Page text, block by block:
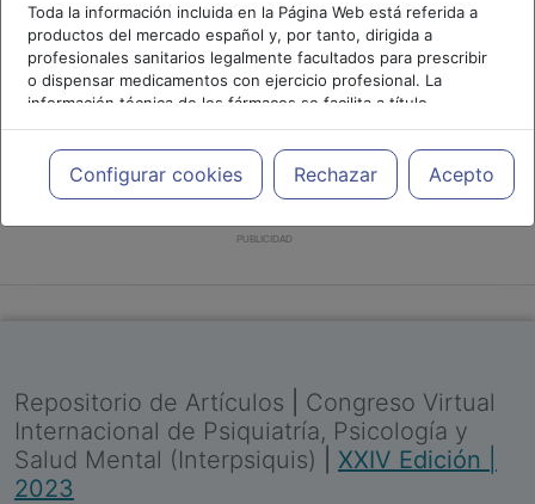
Toda la información incluida en la Página Web está referida a
productos del mercado español y, por tanto, dirigida a
profesionales sanitarios legalmente facultados para prescribir
o dispensar medicamentos con ejercicio profesional. La
información técnica de los fármacos se facilita a título
meramente informativo, siendo responsabilidad de los
profesionales facultados prescribir medicamentos y decidir, en
cada caso concreto, el tratamiento más adecuado a las
necesidades del paciente.
Configurar cookies Rechazar Acepto
PUBLICIDAD
Repositorio de Artículos
Congreso Virtual
Internacional de Psiquiatría, Psicología y
Salud Mental (Interpsiquis)
XXIV Edición |
2023